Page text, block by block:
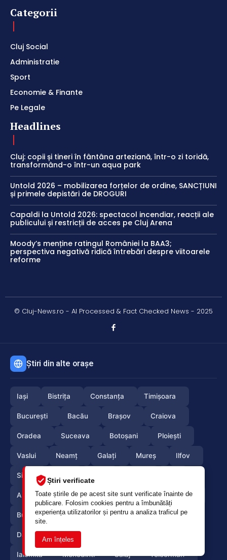
Știri verificate
Toate știrile de pe acest site sunt verificate înainte de
publicare. Folosim cookies pentru a îmbunătăți
experiența utilizatorilor și pentru a analiza traficul pe
site.
Am înțeles
Categorii
Cluj Social
Administratie
Sport
Economie & Finante
Pe Legale
Headlines
Cluj: copii și tineri în fântâna arteziană, într-o zi toridă,
transformând-o într-un aqua park
Untold 2026 – mobilizarea forțelor de ordine, SANCȚIUNI
și primele depistări de DROGURI
Capaldi la Untold 2026: spectacol incendiar, reacții ale
publicului și restricții de acces pe Cluj Arena
Moody’s menține ratingul României la BAA3;
perspectiva negativă ridică întrebări despre viitoarele
reforme
© Cluj-News.ro - AI Processed & Fact Checked News - 2025
Știri din alte orașe
Iași Bistrița Constanța Timișoara
București Bacău Brașov Craiova
Oradea Suceava Botoșani Ploiești
Vaslui Neamț Galați Mureș Ilfov
Sibiu
Arges Maramures Vrancea Satumare
Buzau Braila Calarasi Caras-Severin
Dambovita Giurgiu
Ialomita Mehedinti Salaj Teleorman